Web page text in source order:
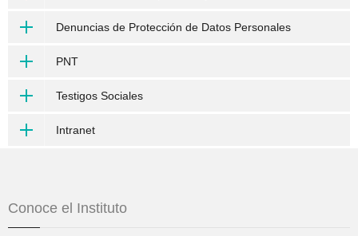
Denuncias de Protección de Datos Personales
PNT
Testigos Sociales
Intranet
Conoce el Instituto